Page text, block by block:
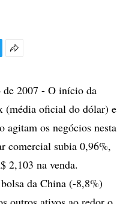
compartilhamento
de 2007 - O início da
(média oficial do dólar) e
agitam os negócios nesta
comercial subia 0,96%,
2,103 na venda.
da China (-8,8%)